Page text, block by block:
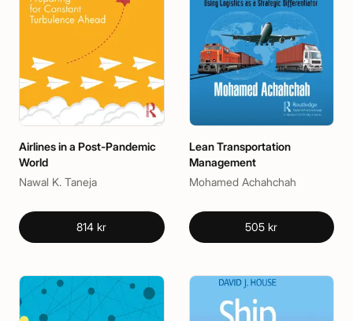
Airlines in a Post-Pandemic
World
Nawal K. Taneja
814 kr
Lean Transportation
Management
Mohamed Achahchah
505 kr